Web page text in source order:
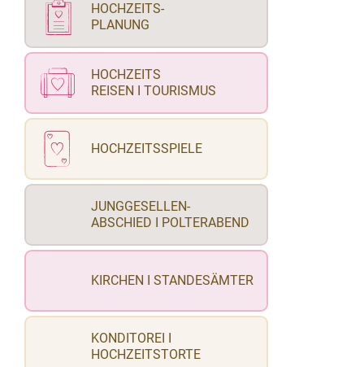
HOCHZEITS-
PLANUNG
HOCHZEITS
REISEN I TOURISMUS
HOCHZEITSSPIELE
JUNGGESELLEN-
ABSCHIED I POLTERABEND
KIRCHEN I STANDESÄMTER
KONDITOREI I
HOCHZEITSTORTE